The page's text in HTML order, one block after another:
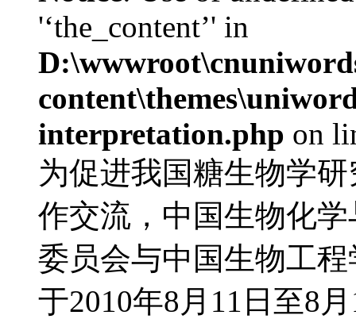
'‘the_content’' in
interpretation.php on
为促进我国糖生物学
作交流，中国生物化
委员会与中国生物工
于2010年8月11日至8